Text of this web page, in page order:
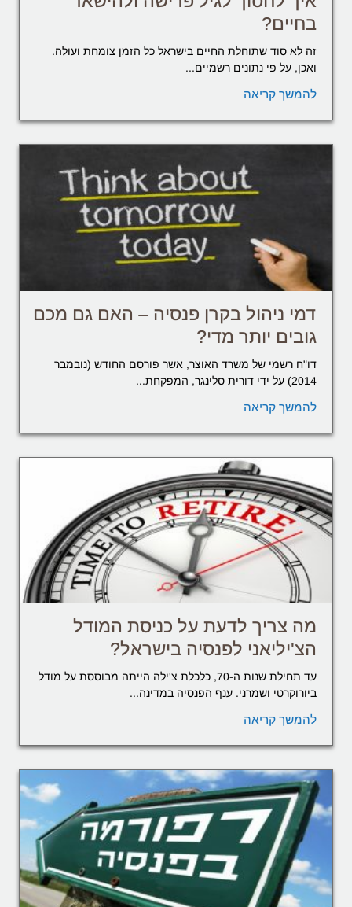
בחיים?
זה לא סוד שתוחלת החיים בישראל כל הזמן צומחת ועולה.
ואכן, על פי נתונים רשמיים...
להמשך קריאה
דמי ניהול בקרן פנסיה – האם גם מכם
גובים יותר מדי?
דו"ח רשמי של משרד האוצר, אשר פורסם החודש (נובמבר
2014) על ידי דורית סלינגר, המפקחת...
להמשך קריאה
מה צריך לדעת על כניסת המודל
הצ'יליאני לפנסיה בישראל?
עד תחילת שנות ה-70, כלכלת צ'ילה הייתה מבוססת על מודל
ביורוקרטי ושמרני. ענף הפנסיה במדינה...
להמשך קריאה